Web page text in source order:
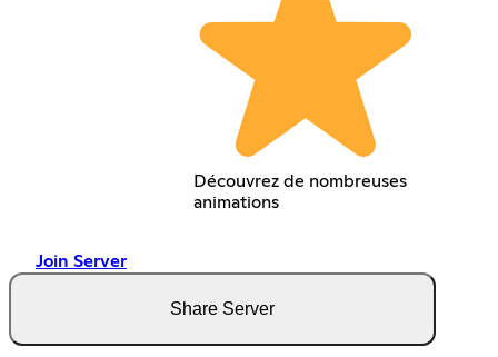
Découvrez de nombreuses
animations
Join Server
Share Server